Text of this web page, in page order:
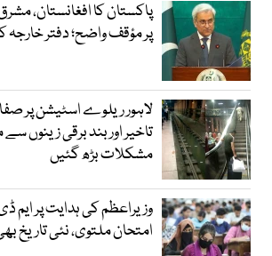
پاکستان کا افغانستان،
پر مؤقف واضح؛ دفتر
لاہور ریلوے اسٹیشن پر
تاخیر اور بند برقی زینوں
مشکلات بڑھ گئیں
امتحان ملتوی، نئی تاریخ